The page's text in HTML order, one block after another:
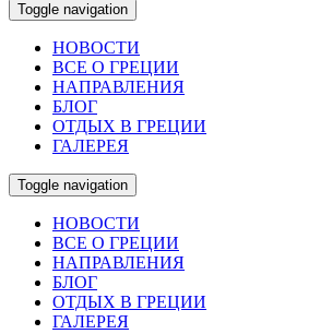
Toggle navigation
НОВОСТИ
ВСЕ О ГРЕЦИИ
НАПРАВЛЕНИЯ
БЛОГ
ОТДЫХ В ГРЕЦИИ
ГАЛЕРЕЯ
Toggle navigation
НОВОСТИ
ВСЕ О ГРЕЦИИ
НАПРАВЛЕНИЯ
БЛОГ
ОТДЫХ В ГРЕЦИИ
ГАЛЕРЕЯ